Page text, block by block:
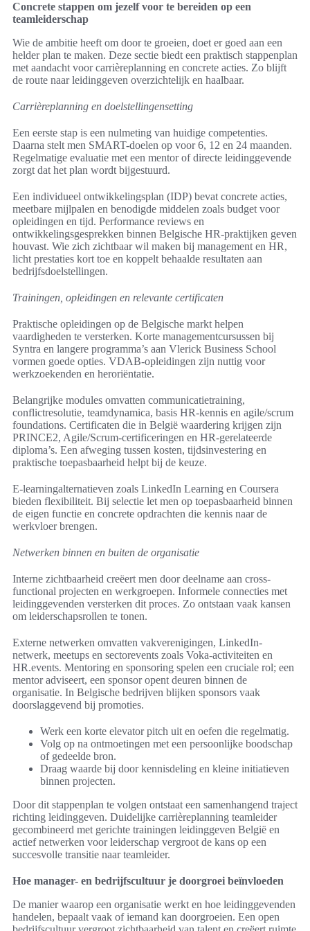
Concrete stappen om jezelf voor te bereiden op een
teamleiderschap
Wie de ambitie heeft om door te groeien, doet er goed aan een
helder plan te maken. Deze sectie biedt een praktisch stappenplan
met aandacht voor carrièreplanning en concrete acties. Zo blijft
de route naar leidinggeven overzichtelijk en haalbaar.
Carrièreplanning en doelstellingensetting
Een eerste stap is een nulmeting van huidige competenties.
Daarna stelt men SMART-doelen op voor 6, 12 en 24 maanden.
Regelmatige evaluatie met een mentor of directe leidinggevende
zorgt dat het plan wordt bijgestuurd.
Een individueel ontwikkelingsplan (IDP) bevat concrete acties,
meetbare mijlpalen en benodigde middelen zoals budget voor
opleidingen en tijd. Performance reviews en
ontwikkelingsgesprekken binnen Belgische HR-praktijken geven
houvast. Wie zich zichtbaar wil maken bij management en HR,
licht prestaties kort toe en koppelt behaalde resultaten aan
bedrijfsdoelstellingen.
Trainingen, opleidingen en relevante certificaten
Praktische opleidingen op de Belgische markt helpen
vaardigheden te versterken. Korte managementcursussen bij
Syntra en langere programma’s aan Vlerick Business School
vormen goede opties. VDAB-opleidingen zijn nuttig voor
werkzoekenden en heroriëntatie.
Belangrijke modules omvatten communicatietraining,
conflictresolutie, teamdynamica, basis HR-kennis en agile/scrum
foundations. Certificaten die in België waardering krijgen zijn
PRINCE2, Agile/Scrum-certificeringen en HR-gerelateerde
diploma’s. Een afweging tussen kosten, tijdsinvestering en
praktische toepasbaarheid helpt bij de keuze.
E-learningalternatieven zoals LinkedIn Learning en Coursera
bieden flexibiliteit. Bij selectie let men op toepasbaarheid binnen
de eigen functie en concrete opdrachten die kennis naar de
werkvloer brengen.
Netwerken binnen en buiten de organisatie
Interne zichtbaarheid creëert men door deelname aan cross-
functional projecten en werkgroepen. Informele connecties met
leidinggevenden versterken dit proces. Zo ontstaan vaak kansen
om leiderschapsrollen te tonen.
Externe netwerken omvatten vakverenigingen, LinkedIn-
netwerk, meetups en sectorevents zoals Voka-activiteiten en
HR.events. Mentoring en sponsoring spelen een cruciale rol; een
mentor adviseert, een sponsor opent deuren binnen de
organisatie. In Belgische bedrijven blijken sponsors vaak
doorslaggevend bij promoties.
Werk een korte elevator pitch uit en oefen die regelmatig.
Volg op na ontmoetingen met een persoonlijke boodschap
of gedeelde bron.
Draag waarde bij door kennisdeling en kleine initiatieven
binnen projecten.
Door dit stappenplan te volgen ontstaat een samenhangend traject
richting leidinggeven. Duidelijke carrièreplanning teamleider
gecombineerd met gerichte trainingen leidinggeven België en
actief netwerken voor leiderschap vergroot de kans op een
succesvolle transitie naar teamleider.
Hoe manager- en bedrijfscultuur je doorgroei beïnvloeden
De manier waarop een organisatie werkt en hoe leidinggevenden
handelen, bepaalt vaak of iemand kan doorgroeien. Een open